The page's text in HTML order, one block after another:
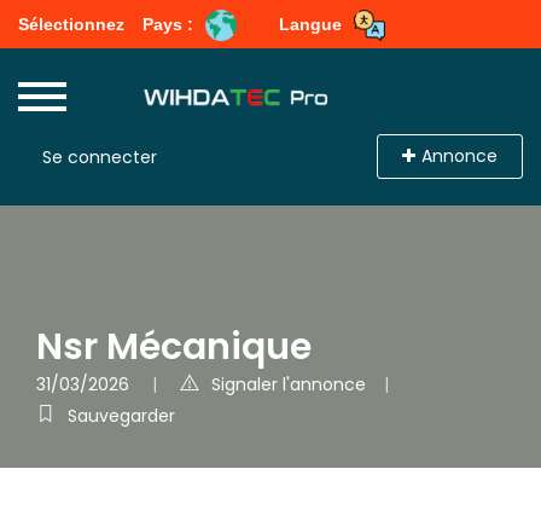
Sélectionnez Pays : Langue
Se connecter Annonce
Nsr Mécanique
31/03/2026
Signaler l'annonce
Sauvegarder